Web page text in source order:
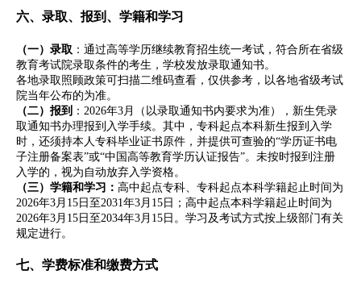
六、录取、报到、学籍和学习
（一）录取 ：通过高等学历继续教育招生统一考试，符合所在省级
教育考试院录取条件的考生，学校发放录取通知书。
各地录取照顾政策可扫描二维码查看，仅供参考，以各地省级考试
院当年公布的为准。
（二）报到 ：2026年3月（以录取通知书内要求为准），新生凭录
取通知书办理报到入学手续。其中，专科起点本科新生报到入学
时，还须持本人专科毕业证书原件，并提供可查验的“学历证书电
子注册备案表”或“中国高等教育学历认证报告”。未按时报到注册
入学的，视为自动放弃入学资格。
（三）学籍和学习 ： 高中起点专科、专科起点本科学籍起止时间为
2026年3月15日至2031年3月15日；高中起点本科学籍起止时间为
2026年3月15日至2034年3月15日。学习及考试方式按上级部门有关
规定进行。
七、学费标准和缴费方式